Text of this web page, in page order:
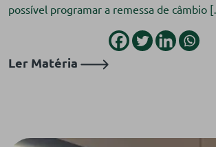
possível programar a remessa de câmbio
Ler Matéria